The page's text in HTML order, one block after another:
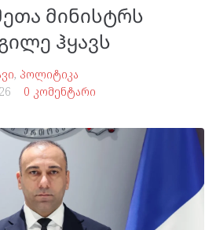
მინისტრს
ჰყავს
, პოლიტიკა
0 კომენტარი